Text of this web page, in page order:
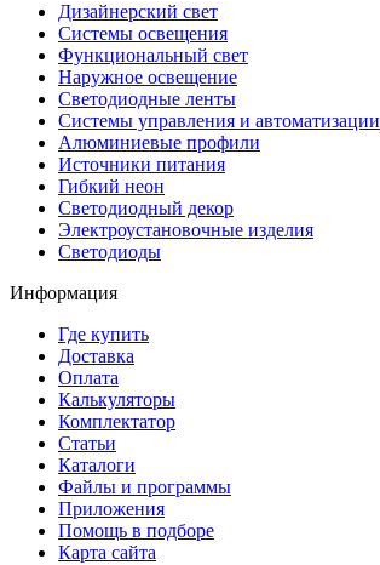
Дизайнерский свет
Системы освещения
Функциональный свет
Наружное освещение
Светодиодные ленты
Системы управления и автоматизации
Алюминиевые профили
Источники питания
Гибкий неон
Светодиодный декор
Электроустановочные изделия
Светодиоды
Информация
Где купить
Доставка
Оплата
Калькуляторы
Комплектатор
Статьи
Каталоги
Файлы и программы
Приложения
Помощь в подборе
Карта сайта